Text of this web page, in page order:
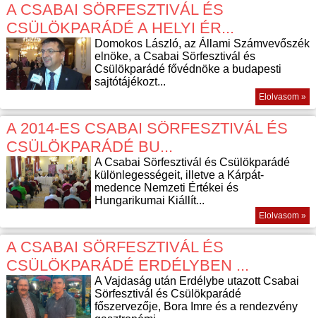
A CSABAI SÖRFESZTIVÁL ÉS
CSÜLÖKPARÁDÉ A HELYI ÉR...
Domokos László, az Állami Számvevőszék
elnöke, a Csabai Sörfesztivál és
Csülökparádé fővédnöke a budapesti
sajtótájékozt...
Elolvasom »
A 2014-ES CSABAI SÖRFESZTIVÁL ÉS
CSÜLÖKPARÁDÉ BU...
A Csabai Sörfesztivál és Csülökparádé
különlegességeit, illetve a Kárpát-
medence Nemzeti Értékei és
Hungarikumai Kiállít...
Elolvasom »
A CSABAI SÖRFESZTIVÁL ÉS
CSÜLÖKPARÁDÉ ERDÉLYBEN ...
A Vajdaság után Erdélybe utazott Csabai
Sörfesztivál és Csülökparádé
főszervezője, Bora Imre és a rendezvény